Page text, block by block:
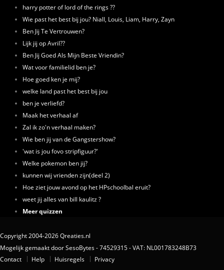
harry potter of lord of the rings ??
Wie past het best bij jou? Niall, Louis, Liam, Harry, Zayn
Ben Jij Te Vertrouwen?
Lijk jij op Avril??
Ben Jij Goed Als Mijn Beste Vriendin?
Wat voor familielid ben je?
Hoe goed ken je mij?
welke land past het best bij jou
ben je verliefd?
Maak het verhaal af
Zal ik zo'n verhaal maken?
Wie ben jij van de Gangstershow?
'wat is jou fovo stripfiguur?'
Welke pokemon ben jij?
kunnen wij vrienden zijn(deel 2)
Hoe ziet jouw avond op het HPschoolbal eruit?
weet jij alles van bill kaulitz ?
Meer quizzen
Copyright 2004-2026 Qreaties.nl
Mogelijk gemaakt door SesoBytes - 74529315 - VAT: NL001783248B73
Contact
Help Huisregels Privacy